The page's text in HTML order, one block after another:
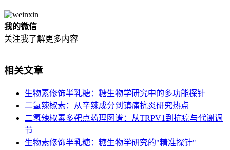
我的微信
关注我了解更多内容
相关文章
生物素修饰半乳糖：糖生物学研究中的多功能探针
二氢辣椒素：从辛辣成分到镇痛抗炎研究热点
二氢辣椒素多靶点药理图谱：从TRPV1到抗癌与代谢调
节
生物素修饰半乳糖：糖生物学研究的"精准探针"